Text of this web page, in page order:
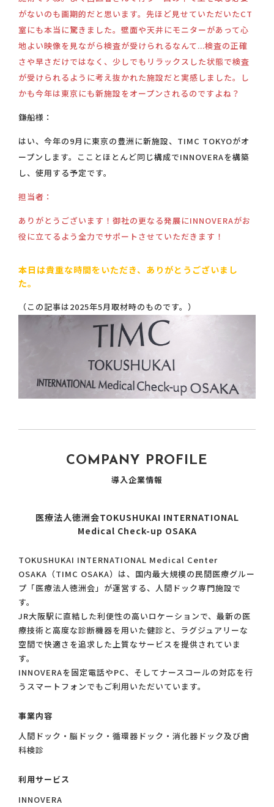
がないのも画期的だと思います。先ほど見せていただいたCT
室にも本当に驚きました。壁面や天井にモニターがあって心
地よい映像を見ながら検査が受けられるなんて...検査の正確
さや早さだけではなく、少しでもリラックスした状態で検査
が受けられるように考え抜かれた施設だと実感しました。し
かも今年は東京にも新施設をオープンされるのですよね？
鎌船様：
はい、今年の9月に東京の豊洲に新施設、TIMC TOKYOがオ
ープンします。こことほとんど同じ構成でINNOVERAを構築
し、使用する予定です。
担当者：
ありがとうございます！御社の更なる発展にINNOVERAがお
役に立てるよう全力でサポートさせていただきます！
本日は貴重な時間をいただき、ありがとうございまし
た。
（この記事は2025年5月取材時のものです。）
COMPANY PROFILE
導入企業情報
医療法人徳洲会TOKUSHUKAI INTERNATIONAL
Medical Check-up OSAKA
TOKUSHUKAI INTERNATIONAL Medical Center
OSAKA（TIMC OSAKA）は、国内最大規模の民間医療グルー
プ「医療法人徳洲会」が運営する、人間ドック専門施設で
す。
JR大阪駅に直結した利便性の高いロケーションで、最新の医
療技術と高度な診断機器を用いた健診と、ラグジュアリーな
空間で快適さを追求した上質なサービスを提供されていま
す。
INNOVERAを固定電話やPC、そしてナースコールの対応を行
うスマートフォンでもご利用いただいています。
事業内容
人間ドック・脳ドック・循環器ドック・消化器ドック及び歯
科検診
利用サービス
INNOVERA